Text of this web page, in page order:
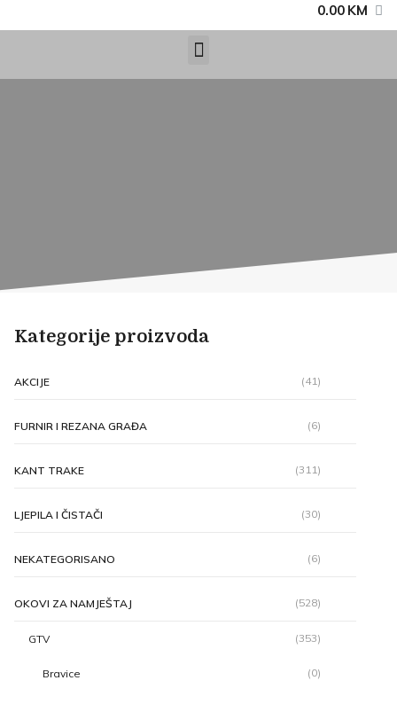
0.00 KM
Kategorije proizvoda
AKCIJE (41)
FURNIR I REZANA GRAĐA (6)
KANT TRAKE (311)
LJEPILA I ČISTAČI (30)
NEKATEGORISANO (6)
OKOVI ZA NAMJEŠTAJ (528)
GTV (353)
Bravice (0)